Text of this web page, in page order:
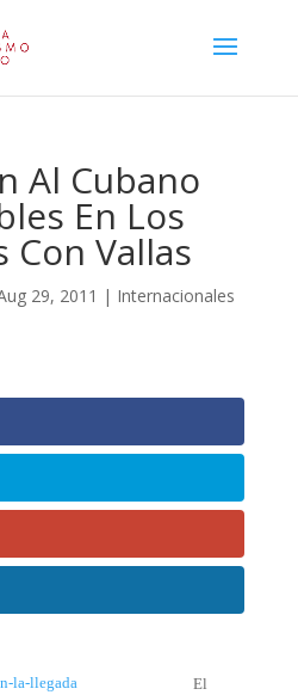
Al Cubano
En Los
Con Vallas
29, 2011 | Internacionales
El